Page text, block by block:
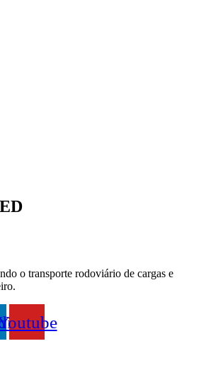
o transporte rodoviário de cargas e